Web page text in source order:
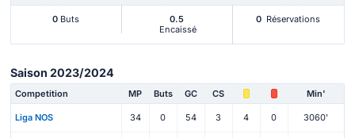
0 Buts
0.5
Encaissé
0 Réservations
Saison 2023/2024
Competition MP Buts GC CS Min'
Liga NOS 34 0 54 3 4 0 3060'